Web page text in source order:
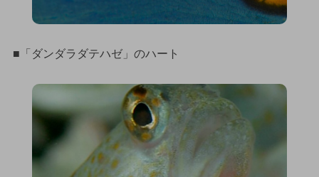
■「ダンダラダテハゼ」のハート